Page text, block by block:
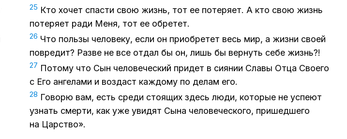
25 Кто хо­чет спа­сти свою жизнь, тот ее по­те­ря­ет. А кто свою жизнь
по­те­ря­ет ради Меня, тот ее об­ре­тет.
26 Что поль­зы че­ло­ве­ку, если он при­об­ре­тет весь мир, а жиз­ни сво­ей
по­вре­дит? Раз­ве не все от­дал бы он, лишь бы вер­нуть себе жизнь?!
27 По­то­му что Сын че­ло­ве­че­ский при­дет в си­я­нии Сла­вы Отца Сво­е­го
с Его ан­ге­ла­ми и воз­даст каж­до­му по де­лам его.
28 Го­во­рю вам, есть сре­ди сто­я­щих здесь люди, ко­то­рые не успе­ют
узнать смер­ти, как уже уви­дят Сына че­ло­ве­че­ско­го, при­шед­ше­го
на Цар­ство».